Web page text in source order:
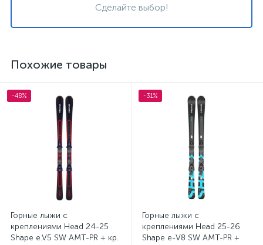
Сделайте выбор!
Похожие товары
-48%
Горные лыжи с
креплениями Head 24-25
Shape e.V5 SW AMT-PR + кр.
-31%
Горные лыжи с
креплениями Head 25-26
Shape e-V8 SW AMT-PR +